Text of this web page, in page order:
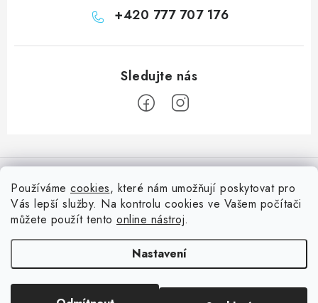
Používáme cookies, které nám umožňují poskytovat pro
Vás lepší služby. Na kontrolu cookies ve Vašem počítači
můžete použít tento online nástroj.
Nastavení
+420 777 707 176
á
Doprava
Oblíbené ♥️
Nepřehlédněte
Blog s nápady a návody
Slovník pojmů, české návody
. Všechna práva vyhrazena.Upravit nastavení